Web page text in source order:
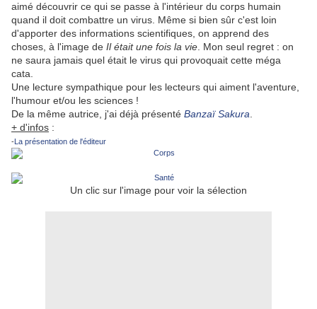
aimé découvrir ce qui se passe à l'intérieur du corps humain
quand il doit combattre un virus. Même si bien sûr c'est loin
d'apporter des informations scientifiques, on apprend des
choses, à l'image de Il était une fois la vie . Mon seul regret : on
ne saura jamais quel était le virus qui provoquait cette méga
cata.
Une lecture sympathique pour les lecteurs qui aiment l'aventure,
l'humour et/ou les sciences !
De la même autrice, j'ai déjà présenté Banzaï Sakura
+ d'infos :
-La présentation de l'éditeur
Un clic sur l'image pour voir la sélection